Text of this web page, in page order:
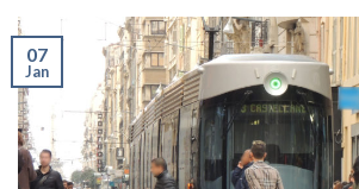
07
Jan